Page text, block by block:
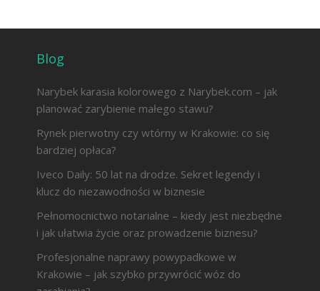
Blog
Narybek karasia kolorowego z Narybek.com – jak
planować zarybienie małego stawu?
Rynek pierwotny czy wtórny w Krakowie: co się
bardziej opłaca?
Iveco Daily: 50 lat na drodze. Sekret legendy i
klucz do niezawodności w biznesie
Pełnomocnictwo notarialne – kiedy jest niezbędne
i jak ułatwia życie oraz prowadzenie biznesu?
Profesjonalne naprawy powypadkowe w
Krakowie – jak szybko przywrócić wóz do